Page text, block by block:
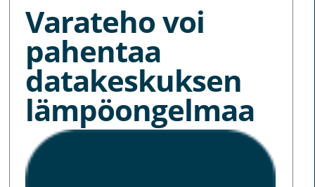
Varateho voi
pahentaa
datakeskuksen
lämpöongelmaa